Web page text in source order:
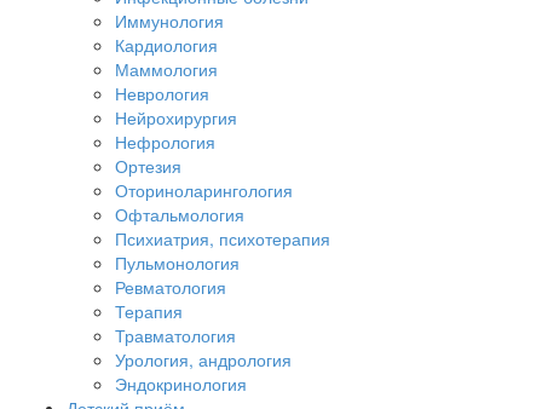
Иммунология
Кардиология
Маммология
Неврология
Нейрохирургия
Нефрология
Ортезия
Оториноларингология
Офтальмология
Психиатрия, психотерапия
Пульмонология
Ревматология
Терапия
Травматология
Урология, андрология
Эндокринология